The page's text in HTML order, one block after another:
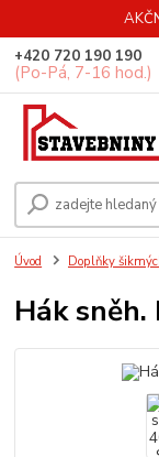
+420 720 190 190
(Po-Pá, 7-16 hod.)
Úvod Doplňky
Hák